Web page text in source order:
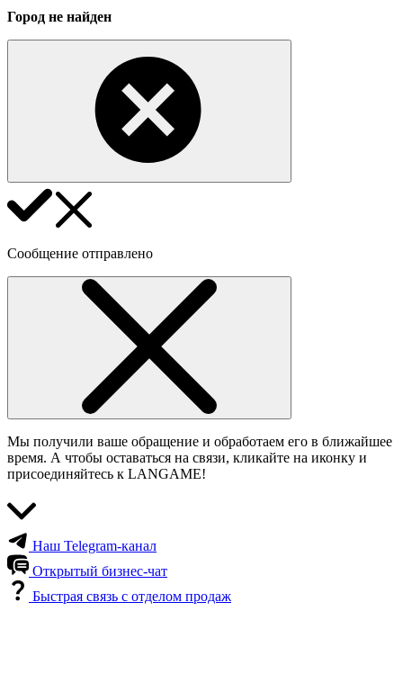
Город не найден
Сообщение отправлено
Мы получили ваше обращение и обработаем его в ближайшее
время. А чтобы оставаться на связи, кликайте на иконку и
присоединяйтесь к LANGAME!
Наш Telegram-канал
Открытый бизнес-чат
Быстрая связь с отделом продаж